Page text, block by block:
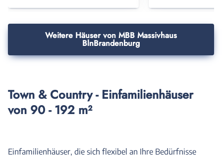
Weitere Häuser von MBB Massivhaus
BlnBrandenburg
Town & Country - Einfamilienhäuser
von 90 - 192 m²
Einfamilienhäuser, die sich flexibel an Ihre Bedürfnisse